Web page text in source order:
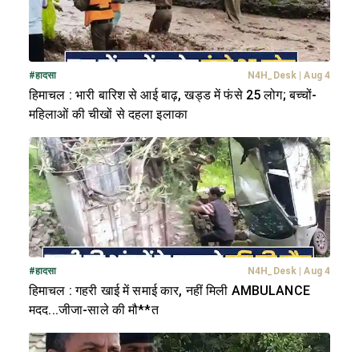
#हादसा N4H_Desk Aug 4
हिमाचल : भारी बारिश से आई बाढ़, खड्ड में फंसे 25 लोग; बच्चों-
महिलाओं की चीखों से दहला इलाका
#हादसा N4H_Desk Aug 4
हिमाचल : गहरी खाई में समाई कार, नहीं मिली AMBULANCE
मदद...जीजा-साले की मौ**त